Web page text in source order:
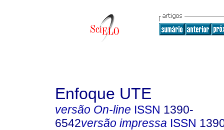
Enfoque UTE
versão On-line ISSN 1390-
6542versão impressa ISSN